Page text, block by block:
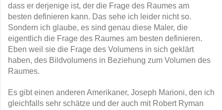
dass er derjenige ist, der die Frage des Raumes am
besten definieren kann. Das sehe ich leider nicht so.
Sondern ich glaube, es sind genau diese Maler, die
eigentlich die Frage des Raumes am besten definieren.
Eben weil sie die Frage des Volumens in sich geklärt
haben, des Bildvolumens in Beziehung zum Volumen des
Raumes.
Es gibt einen anderen Amerikaner, Joseph Marioni, den ich
gleichfalls sehr schätze und der auch mit Robert Ryman